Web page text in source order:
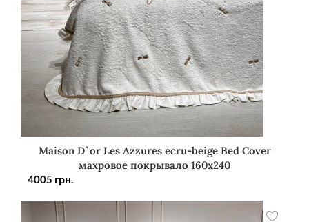
Maison D`or Les Azzures ecru-beige Bed Cover
махровое покрывало 160х240
4005 грн.